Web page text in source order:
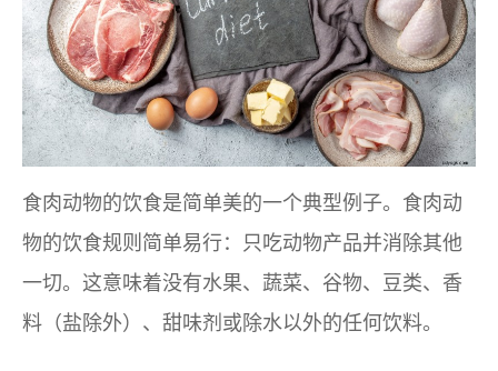
食肉动物的饮食是简单美的一个典型例子。食肉动
物的饮食规则简单易行：只吃动物产品并消除其他
一切。这意味着没有水果、蔬菜、谷物、豆类、香
料（盐除外）、甜味剂或除水以外的任何饮料。